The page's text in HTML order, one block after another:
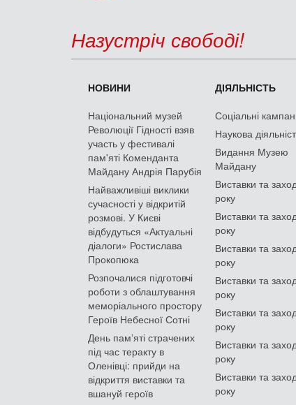
Назустріч свободі!
НОВИНИ
Національний музей
Революції Гідності взяв
участь у фестивалі
пам'яті Коменданта
Майдану Андрія Парубія
Найважливіші виклики
сучасності у відкритій
розмові. У Києві
відбудуться «Актуальні
діалоги» Ростислава
Прокопюка
Розпочалися підготовчі
роботи з облаштування
меморіального простору
Героїв Небесної Сотні
День памʼяті страчених
під час теракту в
Оленівці: прийди на
відкриття виставки та
вшануй героїв
ДІЯЛЬНІСТЬ
Соціальні
Наукова
Видання Музею
Майдану
Виставки та
року
Виставки та
року
Виставки та
року
Виставки та
року
Виставки та
року
Виставки та
року
Виставки та
року